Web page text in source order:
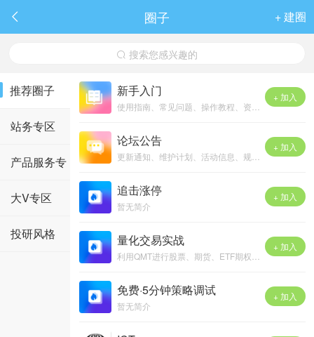
 圈子 + 建圈
 搜索您感兴趣的
推荐圈子
站务专区
产品服务专
区
大V专区
投研风格
+ 加入
新手入门
+ 加入
论坛公告
+ 加入
追击涨停
暂无简介
+ 加入
量化交易实战
+ 加入
免费·5分钟策略调试
暂无简介